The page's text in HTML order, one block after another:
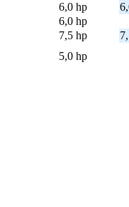
6,0 hp
6,0 hp
7,5 hp
5,0 hp